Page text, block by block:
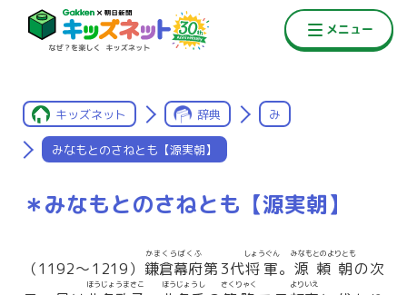
キッズネット 辞典 み
みなもとのさねとも【源実朝】
＊みなもとのさねとも【源実朝】
（1192〜1219） 鎌倉幕府
かまくらばくふ
第3代将軍
しょうぐん
。 源頼朝
みなもとのよりとも
の次
ほうじょうまさこ ほうじょうし さくりゃく よりいえ